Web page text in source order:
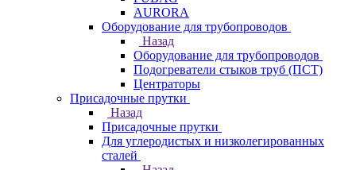
AURORA
Оборудование для трубопроводов
Назад
Оборудование для трубопроводов
Подогреватели стыков труб (ПСТ)
Центраторы
Присадочные прутки
Назад
Присадочные прутки
Для углеродистых и низколегированных
сталей